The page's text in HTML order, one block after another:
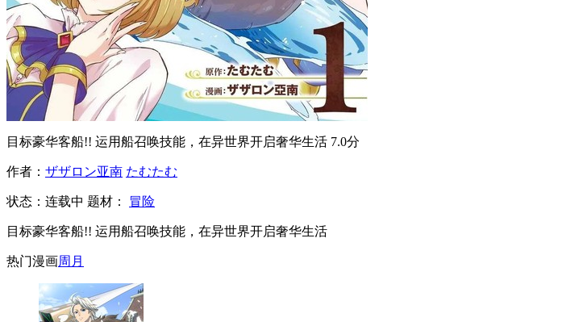
目标豪华客船!! 运用船召唤技能，在异世界开启奢华生活 7.0分
作者： ザザロン亚南 たむたむ
状态： 连载中 题材： 冒险
目标豪华客船!! 运用船召唤技能，在异世界开启奢华生活
热门漫画周 月